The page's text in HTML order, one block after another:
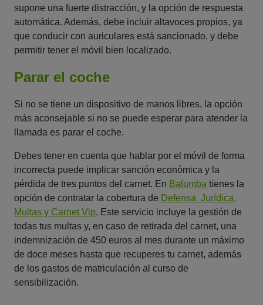
supone una fuerte distracción, y la opción de respuesta
automática. Además, debe incluir altavoces propios, ya
que conducir con auriculares está sancionado, y debe
permitir tener el móvil bien localizado.
Parar el coche
Si no se tiene un dispositivo de manos libres, la opción
más aconsejable si no se puede esperar para atender la
llamada es parar el coche.
Debes tener en cuenta que hablar por el móvil de forma
incorrecta puede implicar sanción económica y la
pérdida de tres puntos del carnet. En Balumba tienes la
opción de contratar la cobertura de Defensa Jurídica,
Multas y Carnet Vip. Este servicio incluye la gestión de
todas tus multas y, en caso de retirada del carnet, una
indemnización de 450 euros al mes durante un máximo
de doce meses hasta que recuperes tu carnet, además
de los gastos de matriculación al curso de
sensibilización.